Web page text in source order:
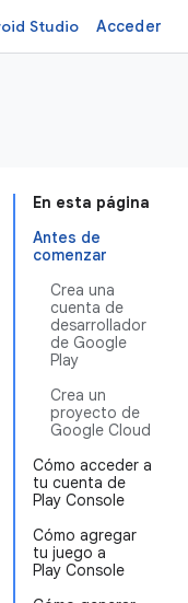
Studio Acceder
En esta página
Antes de
comenzar
Crea una
cuenta de
desarrollador
de Google
Play
Crea un
proyecto de
Google Cloud
Cómo acceder a
tu cuenta de
Play Console
Cómo agregar
tu juego a
Play Console